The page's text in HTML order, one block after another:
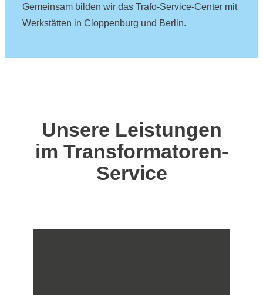
Gemeinsam bilden wir das Trafo-Service-Center mit
Werkstätten in Cloppenburg und Berlin.
Unsere Leistungen
im Transformatoren-
Service